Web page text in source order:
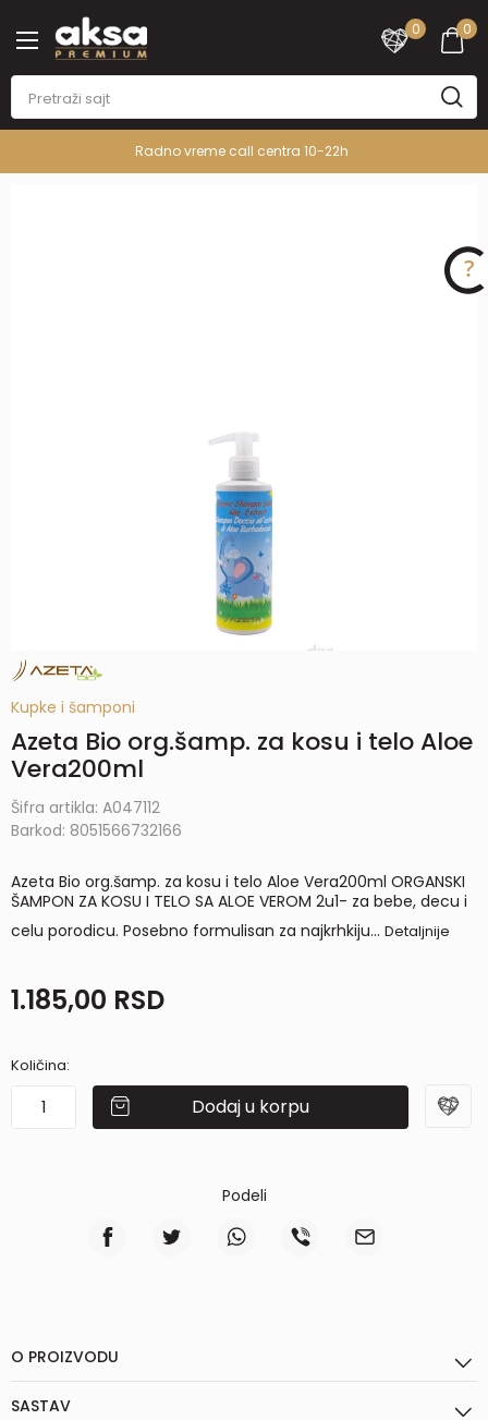
0
0
Radno vreme call centra 10-22h
Kupke i šamponi
Azeta Bio org.šamp. za kosu i telo Aloe
Vera200ml
Šifra artikla: A047112
Barkod: 8051566732166
Azeta Bio org.šamp. za kosu i telo Aloe Vera200ml ORGANSKI
ŠAMPON ZA KOSU I TELO SA ALOE VEROM 2u1- za bebe, decu i
celu porodicu. Posebno formulisan za najkrhkiju... Detaljnije
1.185,00 RSD
Količina:
Dodaj u korpu
Podeli
O PROIZVODU
SASTAV